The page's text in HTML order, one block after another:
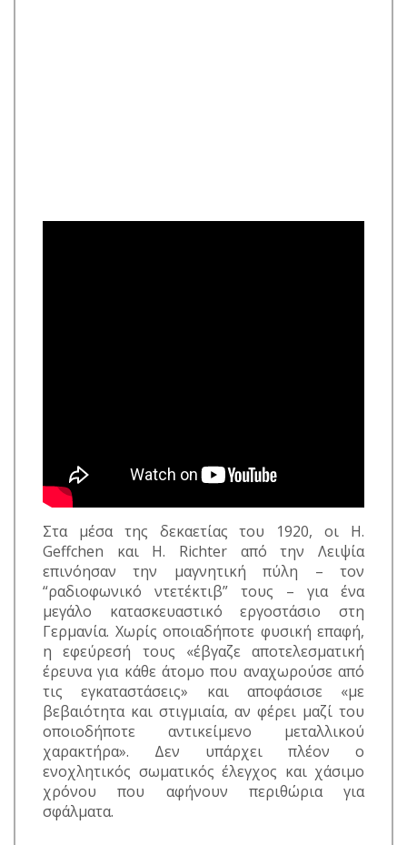
Στα μέσα της δεκαετίας του 1920, οι H.
Geffchen και H. Richter από την Λειψία
επινόησαν την μαγνητική πύλη – τον
“ραδιοφωνικό ντετέκτιβ” τους – για ένα
μεγάλο κατασκευαστικό εργοστάσιο στη
Γερμανία. Χωρίς οποιαδήποτε φυσική επαφή,
η εφεύρεσή τους «έβγαζε αποτελεσματική
έρευνα για κάθε άτομο που αναχωρούσε από
τις εγκαταστάσεις» και αποφάσισε «με
βεβαιότητα και στιγμιαία, αν φέρει μαζί του
οποιοδήποτε αντικείμενο μεταλλικού
χαρακτήρα». Δεν υπάρχει πλέον ο
ενοχλητικός σωματικός έλεγχος και χάσιμο
χρόνου που αφήνουν περιθώρια για
σφάλματα.